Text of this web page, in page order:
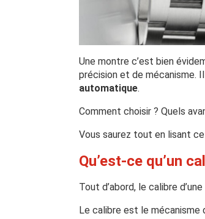
Une montre c’est bien
précision et de mécanisme.
automatique.
Comment choisir ? Quels
Vous saurez tout en lisant
Qu’est-ce qu’un
Tout d’abord, le calibre
Le calibre est le mécanisme